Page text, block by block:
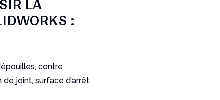
LA
:
contre
joint, surface d’arrêt,